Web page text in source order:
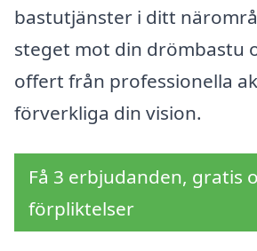
bastutjänster i ditt
steget mot din drömbastu
offert från professionella
förverkliga din vision.
Få 3 erbjudanden, gratis
förpliktelser